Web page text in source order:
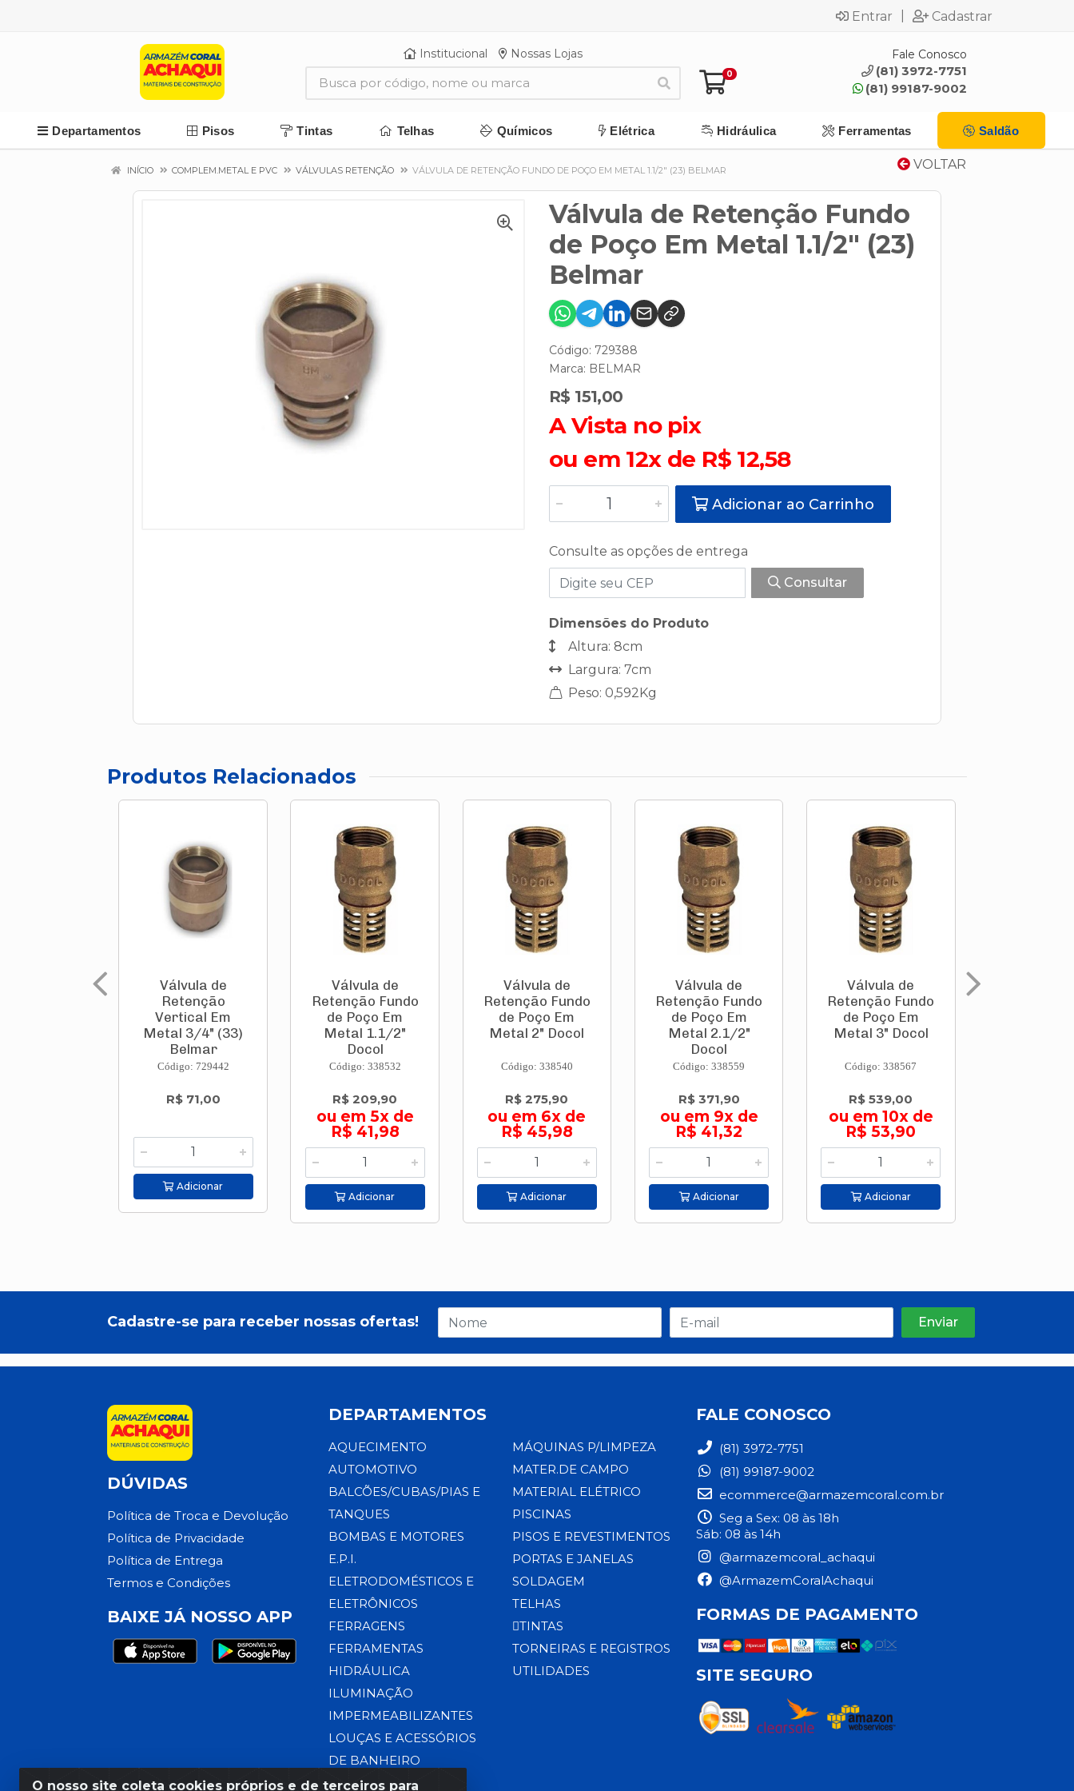
Entrar Cadastrar
Institucional Nossas Lojas
0
Fale Conosco
(81) 3972-7751
(81) 99187-9002
Departamentos Pisos Tintas Telhas Químicos Elétrica Hidráulica Ferramentas Saldão
VOLTAR
INÍCIO COMPLEM.METAL E PVC VÁLVULAS RETENÇÃO VÁLVULA DE RETENÇÃO FUNDO DE POÇO EM METAL 1.1/2" (23) BELMAR
Válvula de Retenção Fundo
de Poço Em Metal 1.1/2" (23)
Belmar
Código: 729388
Marca: BELMAR
R$ 151,00
A Vista no pix
ou em 12x de R$ 12,58
Adicionar ao Carrinho
Consulte as opções de entrega
Consultar
Dimensões do Produto
Altura: 8cm
Largura: 7cm
Peso: 0,592Kg
Produtos Relacionados
Válvula de
Retenção
Vertical Em
Metal 3/4" (33)
Belmar
Código: 729442
R$ 71,00
Adicionar
Válvula de
Retenção Fundo
de Poço Em
Metal 1.1/2"
Docol
Código: 338532
R$ 209,90
ou em 5x de
R$ 41,98
Adicionar
Válvula de
Retenção Fundo
de Poço Em
Metal 2" Docol
Código: 338540
R$ 275,90
ou em 6x de
R$ 45,98
Adicionar
Válvula de
Retenção Fundo
de Poço Em
Metal 2.1/2"
Docol
Código: 338559
R$ 371,90
ou em 9x de
R$ 41,32
Adicionar
Válvula de
Retenção Fundo
de Poço Em
Metal 3" Docol
Código: 338567
R$ 539,00
ou em 10x de
R$ 53,90
Adicionar
O nosso site coleta cookies próprios e de terceiros para
Cadastre-se para receber nossas ofertas!
DÚVIDAS
Política de Troca e Devolução
Política de Privacidade
Política de Entrega
Termos e Condições
BAIXE JÁ NOSSO APP
DEPARTAMENTOS
AQUECIMENTO
AUTOMOTIVO
BALCÕES/CUBAS/PIAS E
TANQUES
BOMBAS E MOTORES
E.P.I.
ELETRODOMÉSTICOS E
ELETRÔNICOS
FERRAGENS
FERRAMENTAS
HIDRÁULICA
ILUMINAÇÃO
IMPERMEABILIZANTES
LOUÇAS E ACESSÓRIOS
DE BANHEIRO
MÁQUINAS P/LIMPEZA
MATER.DE CAMPO
MATERIAL ELÉTRICO
PISCINAS
PISOS E REVESTIMENTOS
PORTAS E JANELAS
SOLDAGEM
TELHAS
TINTAS
TORNEIRAS E REGISTROS
UTILIDADES
FALE CONOSCO
(81) 3972-7751
(81) 99187-9002
ecommerce@armazemcoral.com.br
Seg a Sex: 08 às 18h
Sáb: 08 às 14h
@armazemcoral_achaqui
@ArmazemCoralAchaqui
FORMAS DE PAGAMENTO
SITE SEGURO